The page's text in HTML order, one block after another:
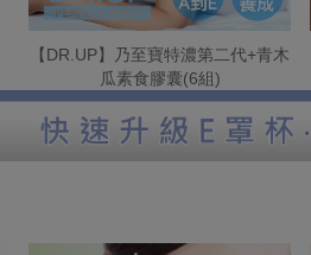
【DR.UP】乃至寶特濃第二代+青木
瓜素食膠囊(6組)